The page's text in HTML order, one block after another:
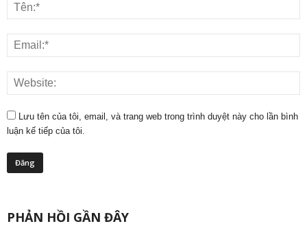
Lưu tên của tôi, email, và trang web trong trình duyệt này cho lần bình
luận kế tiếp của tôi.
PHẢN HỒI GẦN ĐÂY